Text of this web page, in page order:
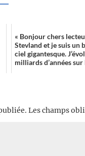
« Bonjour chers
Stevland et je suis un
ciel gigantesque.
milliards d’années sur
Les champs